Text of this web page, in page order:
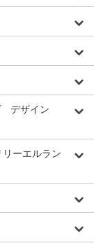
デザイン
リーエルラン